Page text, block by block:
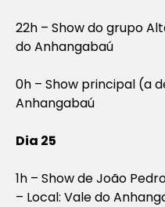
22h – Show do grupo
do Anhangabaú
0h – Show principal (a
Anhangabaú
Dia 25
1h – Show de João
– Local: Vale do